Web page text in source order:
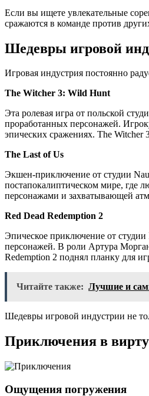
Если вы ищете увлекательные
сражаются в команде против
Шедевры игровой
Игровая индустрия постоянно
The Witcher 3: Wild Hunt
Эта ролевая игра от польской
проработанных персонажей.
эпических сражениях. The Witcher
The Last of Us
Экшен-приключение от студии
постапокалиптическом мире, где
персонажами и захватывающей
Red Dead Redemption 2
Эпическое приключение от
персонажей. В роли Артура
Redemption 2 поднял планку для
Читайте также: Лучшие и
Шедевры игровой индустрии не
Приключения в
Ощущения погружения